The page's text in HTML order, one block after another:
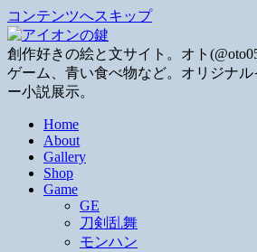
コンテンツへスキップ
創作好きの絵と文サイト。オト
ゲーム、青い食べ物など。オリジナ
ー小説展示。
Home
About
Gallery
Shop
Game
GE
刀剣乱舞
モンハン